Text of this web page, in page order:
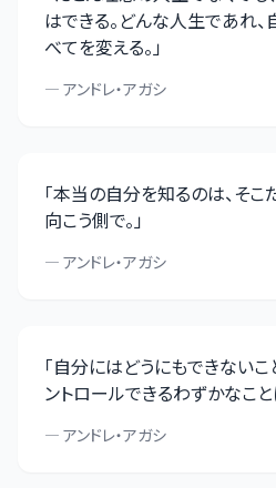
はできる。どんな人生であれ
べてを変える。」
— アンドレ・アガシ
「本当の自分を知るのは、そ
向こう側で。」
— アンドレ・アガシ
「自分にはどうにもできないこ
ントロールできるわずかなこ
— アンドレ・アガシ